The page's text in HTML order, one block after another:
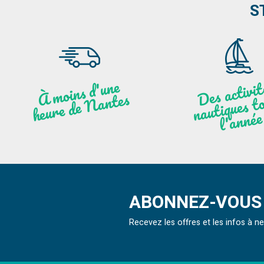
À
moi
ns
d'u
ne
heu
re
de
N
a
ntes quesnée
ABONNEZ-
Recevez les offres et les infos à